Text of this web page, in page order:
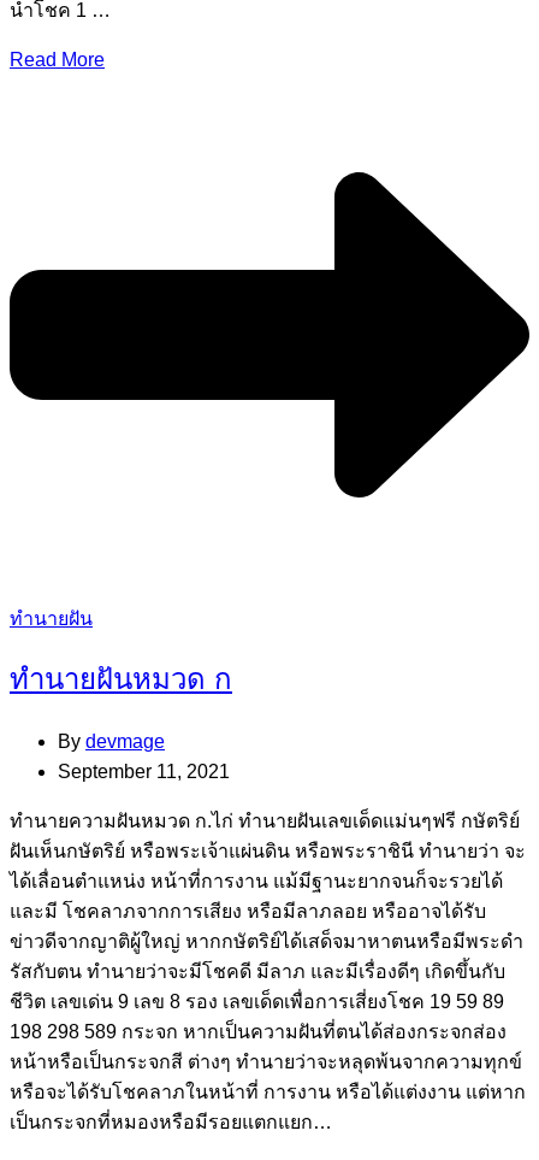
นำโชค 1 …
Read More
Categories
ทำนายฝัน
ทำนายฝันหมวด ก
By devmage
September 11, 2021
ทํานายความฝันหมวด ก.ไก่ ทํานายฝันเลขเด็ดแม่นๆฟรี กษัตริย์
ฝันเห็นกษัตริย์ หรือพระเจ้าแผ่นดิน หรือพระราชินี ทํานายว่า จะ
ได้เลื่อนตําแหน่ง หน้าที่การงาน แม้มีฐานะยากจนก็จะรวยได้
และมี โชคลาภจากการเสียง หรือมีลาภลอย หรืออาจได้รับ
ข่าวดีจากญาติผู้ใหญ่ หากกษัตริย์ได้เสด็จมาหาตนหรือมีพระดํา
รัสกับตน ทํานายว่าจะมีโชคดี มีลาภ และมีเรื่องดีๆ เกิดขึ้นกับ
ชีวิต เลขเด่น 9 เลข 8 รอง เลขเด็ดเพื่อการเสี่ยงโชค 19 59 89
198 298 589 กระจก หากเป็นความฝันที่ตนได้ส่องกระจกส่อง
หน้าหรือเป็นกระจกสี ต่างๆ ทํานายว่าจะหลุดพ้นจากความทุกข์
หรือจะได้รับโชคลาภในหน้าที่ การงาน หรือได้แต่งงาน แต่หาก
เป็นกระจกที่หมองหรือมีรอยแตกแยก…